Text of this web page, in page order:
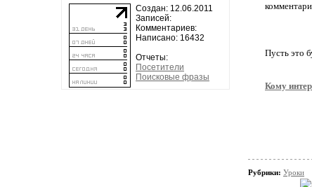
Создан: 12.06.2011
Записей:
Комментариев:
Написано: 16432
Отчеты:
Посетители
Поисковые фразы
Пусть это
Кому
Рубрики: Уроки